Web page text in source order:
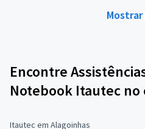
Mostrar
Encontre
Notebook Itautec no
Itautec em Alagoinhas